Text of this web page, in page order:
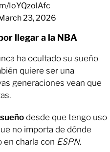
IoYQzolAfc
23, 2026
llegar a la NBA
ha ocultado su sueño
quiere ser una
generaciones vean que
desde que tengo uso
no importa de dónde
en charla con ESPN.